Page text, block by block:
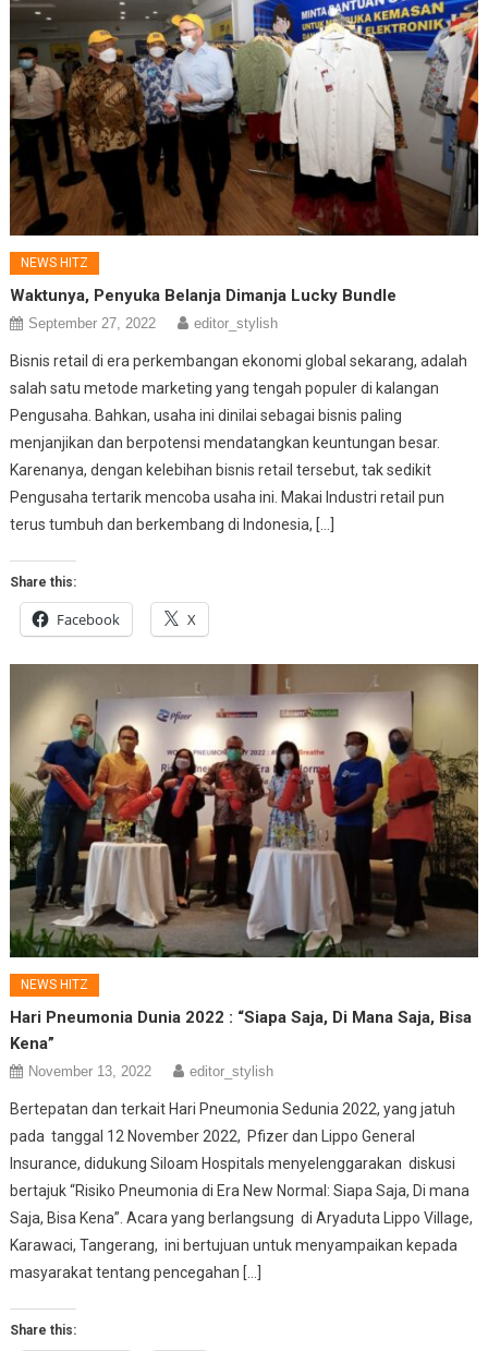
NEWS HITZ
Waktunya, Penyuka Belanja Dimanja Lucky Bundle
September 27, 2022 editor_stylish
Bisnis retail di era perkembangan ekonomi global sekarang, adalah
salah satu metode marketing yang tengah populer di kalangan
Pengusaha. Bahkan, usaha ini dinilai sebagai bisnis paling
menjanjikan dan berpotensi mendatangkan keuntungan besar.
Karenanya, dengan kelebihan bisnis retail tersebut, tak sedikit
Pengusaha tertarik mencoba usaha ini. Makai Industri retail pun
terus tumbuh dan berkembang di Indonesia, […]
Share this:
Facebook X
NEWS HITZ
Hari Pneumonia Dunia 2022 : “Siapa Saja, Di Mana Saja, Bisa
Kena”
November 13, 2022 editor_stylish
Bertepatan dan terkait Hari Pneumonia Sedunia 2022, yang jatuh
pada tanggal 12 November 2022, Pfizer dan Lippo General
Insurance, didukung Siloam Hospitals menyelenggarakan diskusi
bertajuk “Risiko Pneumonia di Era New Normal: Siapa Saja, Di mana
Saja, Bisa Kena”. Acara yang berlangsung di Aryaduta Lippo Village,
Karawaci, Tangerang, ini bertujuan untuk menyampaikan kepada
masyarakat tentang pencegahan […]
Share this: